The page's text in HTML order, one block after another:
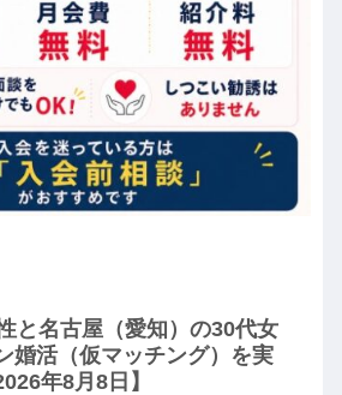
と名古屋（愛知）の30代女
婚活（仮マッチング）を実
年8月8日】